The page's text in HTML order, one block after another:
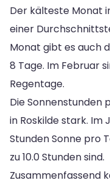
Der kälteste Monat
einer
Monat gibt es auch
8 Tage. Im Februar
Regentage.
Die Sonnenstunden
in Roskilde stark. Im
Stunden Sonne pro
zu 10.0 Stunden sind.
Zusammenfassend